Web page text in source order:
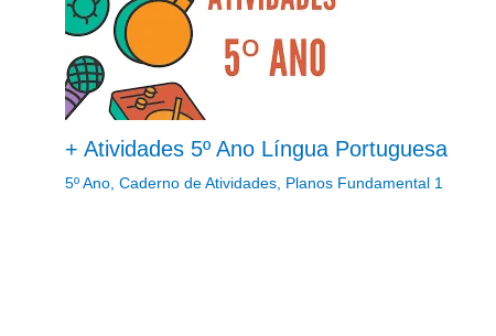
+ Atividades 5º Ano Língua Portuguesa
5º Ano, Caderno de Atividades, Planos Fundamental 1